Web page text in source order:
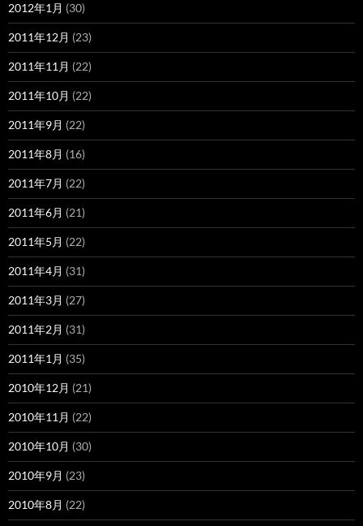
2012年1月 (30)
2011年12月 (23)
2011年11月 (22)
2011年10月 (22)
2011年9月 (22)
2011年8月 (16)
2011年7月 (22)
2011年6月 (21)
2011年5月 (22)
2011年4月 (31)
2011年3月 (27)
2011年2月 (31)
2011年1月 (35)
2010年12月 (21)
2010年11月 (22)
2010年10月 (30)
2010年9月 (23)
2010年8月 (22)